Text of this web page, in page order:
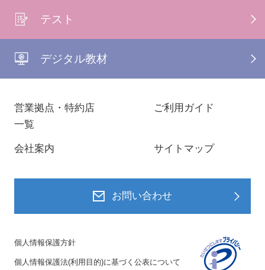
テスト
デジタル教材
営業拠点・特約店
一覧
ご利用ガイド
会社案内 サイトマップ
お問い合わせ
個人情報保護方針
個人情報保護法(利用目的)に基づく公表について